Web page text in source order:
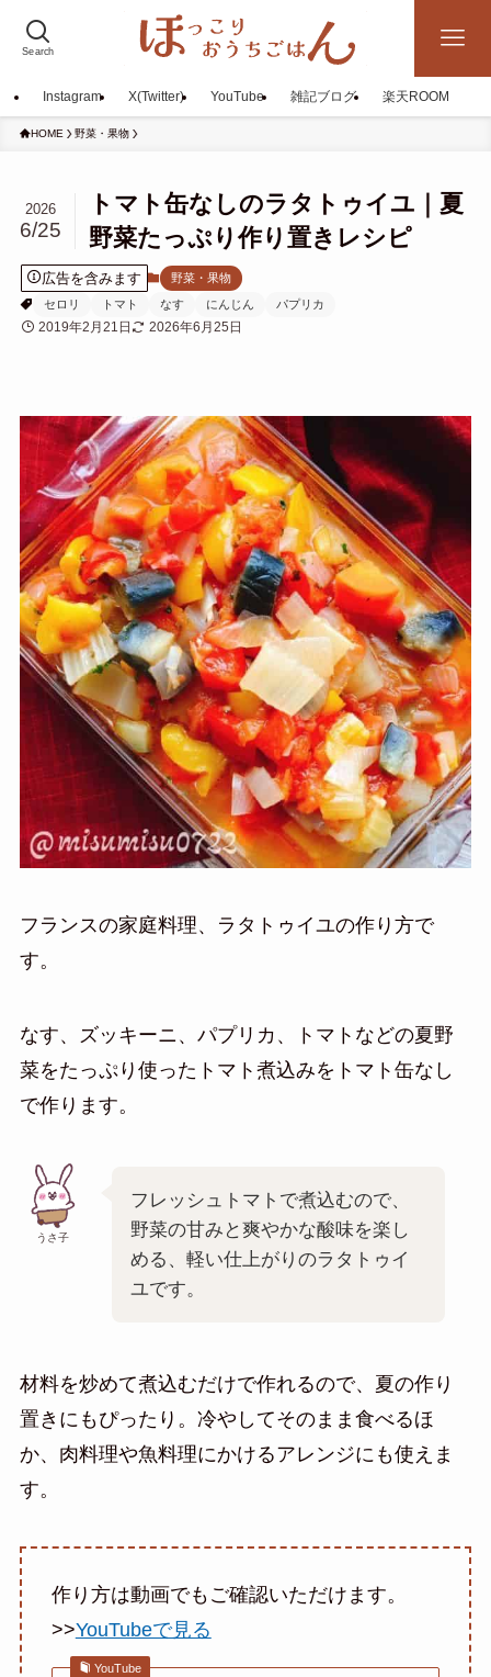
Search
Instagram X(Twitter) YouTube 雑記ブログ 楽天ROOM
HOME 野菜・果物
トマト缶なしのラタトゥイユ｜夏
野菜たっぷり作り置きレシピ
2026
6/25
広告を含みます
野菜・果物
セロリ
トマト なす にんじん パプリカ
2019年2月21日 2026年6月25日
フランスの家庭料理、ラタトゥイユの作り方で
す。
なす、ズッキーニ、パプリカ、トマトなどの夏野
菜をたっぷり使ったトマト煮込みをトマト缶なし
で作ります。
うさ子
フレッシュトマトで煮込むので、
野菜の甘みと爽やかな酸味を楽し
める、軽い仕上がりのラタトゥイ
ユです。
材料を炒めて煮込むだけで作れるので、夏の作り
置きにもぴったり。冷やしてそのまま食べるほ
か、肉料理や魚料理にかけるアレンジにも使えま
す。
作り方は動画でもご確認いただけます。
>>YouTubeで見る
YouTube